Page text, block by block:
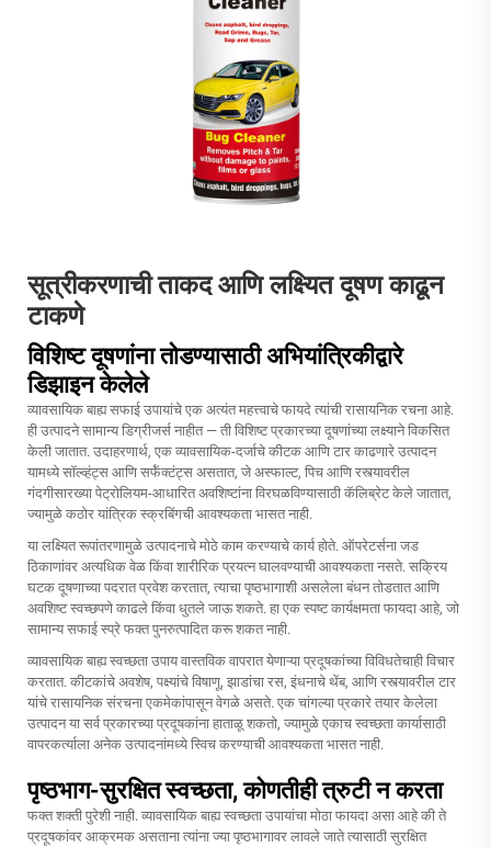
सूत्रीकरणाची ताकद आणि लक्ष्यित दूषण काढून
टाकणे
विशिष्ट दूषणांना तोडण्यासाठी अभियांत्रिकीद्वारे
डिझाइन केलेले
व्यावसायिक बाह्य सफाई उपायांचे एक अत्यंत महत्त्वाचे फायदे त्यांची रासायनिक रचना आहे.
ही उत्पादने सामान्य डिग्रीजर्स नाहीत — ती विशिष्ट प्रकारच्या दूषणांच्या लक्ष्याने विकसित
केली जातात. उदाहरणार्थ, एक व्यावसायिक-दर्जाचे कीटक आणि टार काढणारे उत्पादन
यामध्ये सॉल्व्हंट्स आणि सर्फॅक्टंट्स असतात, जे अस्फाल्ट, पिच आणि रस्त्यावरील
गंदगीसारख्या पेट्रोलियम-आधारित अवशिष्टांना विरघळविण्यासाठी कॅलिब्रेट केले जातात,
ज्यामुळे कठोर यांत्रिक स्क्रबिंगची आवश्यकता भासत नाही.
या लक्ष्यित रूपांतरणामुळे उत्पादनाचे मोठे काम करण्याचे कार्य होते. ऑपरेटर्सना जड
ठिकाणांवर अत्यधिक वेळ किंवा शारीरिक प्रयत्न घालवण्याची आवश्यकता नसते. सक्रिय
घटक दूषणाच्या पदरात प्रवेश करतात, त्याचा पृष्ठभागाशी असलेला बंधन तोडतात आणि
अवशिष्ट स्वच्छपणे काढले किंवा धुतले जाऊ शकते. हा एक स्पष्ट कार्यक्षमता फायदा आहे, जो
सामान्य सफाई स्प्रे फक्त पुनरुत्पादित करू शकत नाही.
व्यावसायिक बाह्य स्वच्छता उपाय वास्तविक वापरात येणाऱ्या प्रदूषकांच्या विविधतेचाही विचार
करतात. कीटकांचे अवशेष, पक्ष्यांचे विषाणू, झाडांचा रस, इंधनाचे थेंब, आणि रस्त्यावरील टार
यांचे रासायनिक संरचना एकमेकांपासून वेगळे असते. एक चांगल्या प्रकारे तयार केलेला
उत्पादन या सर्व प्रकारच्या प्रदूषकांना हाताळू शकतो, ज्यामुळे एकाच स्वच्छता कार्यासाठी
वापरकर्त्याला अनेक उत्पादनांमध्ये स्विच करण्याची आवश्यकता भासत नाही.
पृष्ठभाग-सुरक्षित स्वच्छता, कोणतीही त्रुटी न करता
फक्त शक्ती पुरेशी नाही. व्यावसायिक बाह्य स्वच्छता उपायांचा मोठा फायदा असा आहे की ते
प्रदूषकांवर आक्रमक असताना त्यांना ज्या पृष्ठभागावर लावले जाते त्यासाठी सुरक्षित